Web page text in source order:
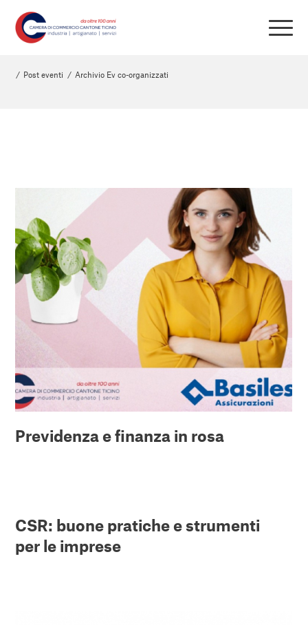
/ Post eventi / Archivio Ev co-organizzati
Previdenza e finanza in rosa
CSR: buone pratiche e strumenti
per le imprese